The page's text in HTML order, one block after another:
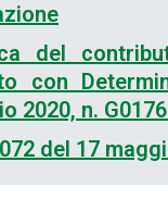
del
con
2020, n.
del 17